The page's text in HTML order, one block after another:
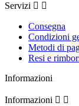
Servizi  
Consegna
Condizioni
Metodi di
Resi e
Informazioni
Informazioni  